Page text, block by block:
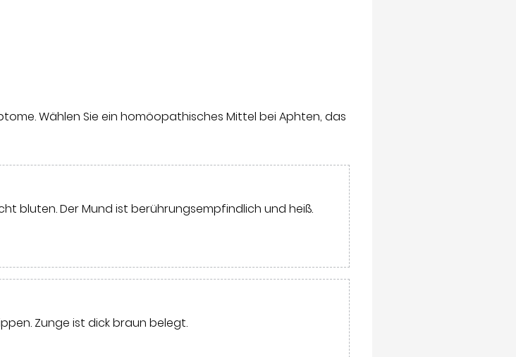
Wählen Sie ein homöopathisches Mittel bei Aphten, das
bluten. Der Mund ist berührungsempfindlich und heiß.
Zunge ist dick braun belegt.